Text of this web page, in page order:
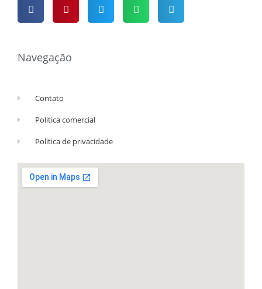
Navegação
Contato
Politica comercial
Politica de privacidade